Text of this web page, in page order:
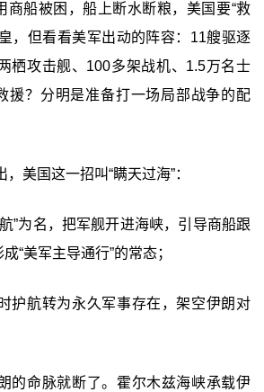
商船被困，船上断水断粮，美国要“救
，但看看美军出动的阵容：11艘驱逐
栖攻击舰、100多架战机、1.5万名士
？分明是准备打一场局部战争的配
美国这一招叫“瞒天过海”：
”为名，把军舰开进海峡，引导商船跟
“美军主导通行”的常态；
护航转为永久军事存在，架空伊朗对
的命脉就断了。霍尔木兹海峡承载伊